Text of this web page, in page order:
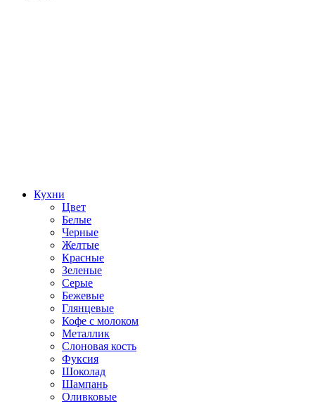
Кухни
Цвет
Белые
Черные
Желтые
Красные
Зеленые
Серые
Бежевые
Глянцевые
Кофе с молоком
Металлик
Слоновая кость
Фуксия
Шоколад
Шампань
Оливковые